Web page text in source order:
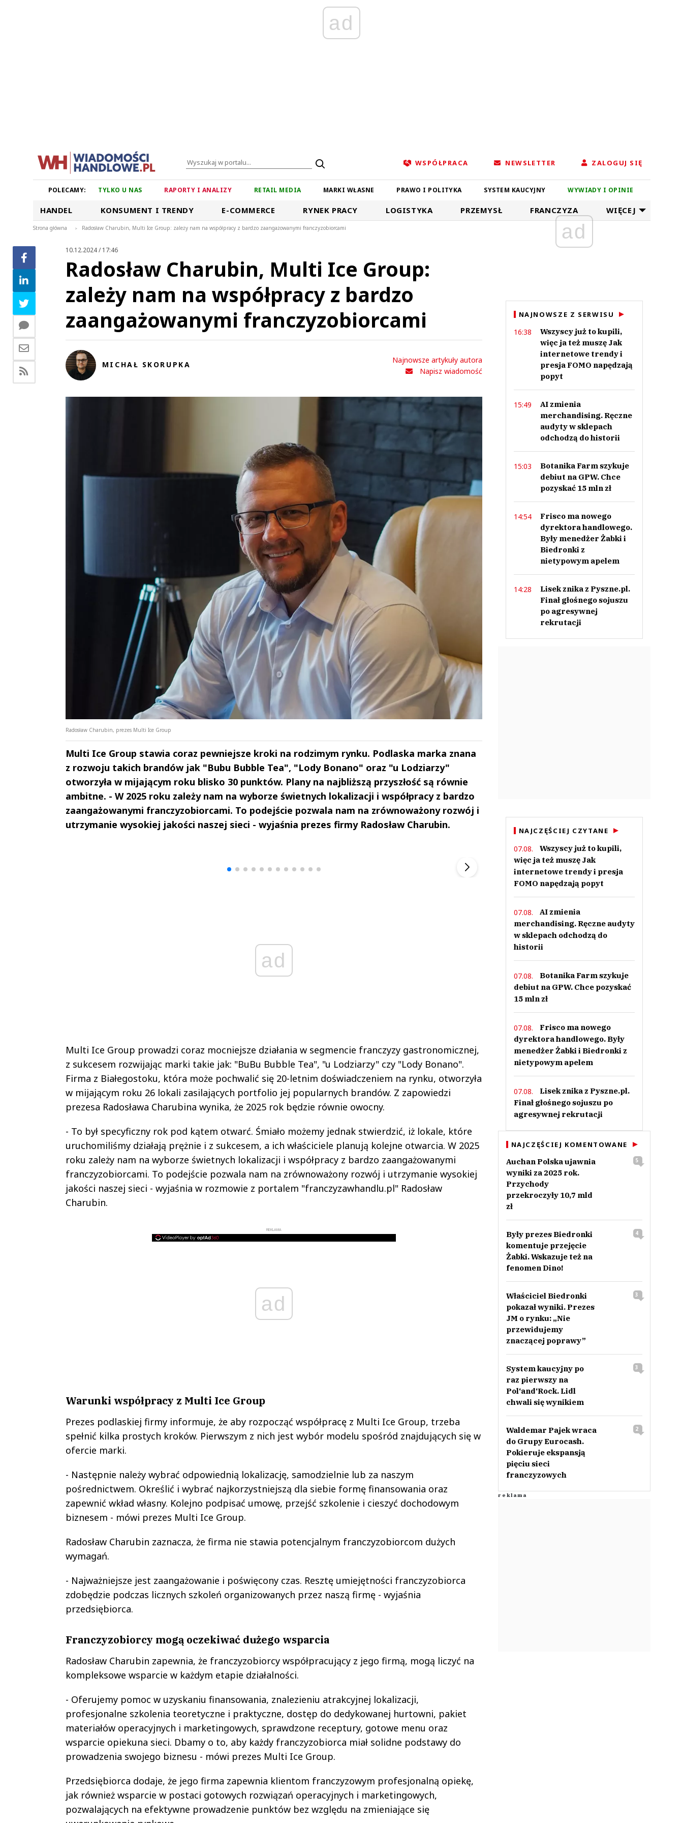
ad
WSPÓŁPRACA NEWSLETTER ZALOGUJ SIĘ
POLECAMY: TYLKO U NAS RAPORTY I ANALIZY RETAIL MEDIA MARKI WŁASNE PRAWO I POLITYKA SYSTEM KAUCYJNY WYWIADY I OPINIE
HANDEL KONSUMENT I TRENDY E-COMMERCE RYNEK PRACY LOGISTYKA PRZEMYSŁ FRANCZYZA WIĘCEJ
Strona główna > Radosław Charubin, Multi Ice Group: zależy nam na współpracy z bardzo zaangażowanymi franczyzobiorcami
10.12.2024 / 17:46
Radosław Charubin, Multi Ice Group:
zależy nam na współpracy z bardzo
zaangażowanymi franczyzobiorcami
MICHAŁ SKORUPKA
Najnowsze artykuły autora
Napisz wiadomość
Radosław Charubin, prezes Multi Ice Group
Multi Ice Group stawia coraz pewniejsze kroki na rodzimym rynku. Podlaska marka znana
z rozwoju takich brandów jak "Bubu Bubble Tea", "Lody Bonano" oraz "u Lodziarzy"
otworzyła w mijającym roku blisko 30 punktów. Plany na najbliższą przyszłość są równie
ambitne. - W 2025 roku zależy nam na wyborze świetnych lokalizacji i współpracy z bardzo
zaangażowanymi franczyzobiorcami. To podejście pozwala nam na zrównoważony rozwój i
utrzymanie wysokiej jakości naszej sieci - wyjaśnia prezes firmy Radosław Charubin.
ad
Multi Ice Group prowadzi coraz mocniejsze działania w segmencie franczyzy gastronomicznej,
z sukcesem rozwijając marki takie jak: "BuBu Bubble Tea", "u Lodziarzy" czy "Lody Bonano".
Firma z Białegostoku, która może pochwalić się 20-letnim doświadczeniem na rynku, otworzyła
w mijającym roku 26 lokali zasilających portfolio jej popularnych brandów. Z zapowiedzi
prezesa Radosława Charubina wynika, że 2025 rok będzie równie owocny.
- To był specyficzny rok pod kątem otwarć. Śmiało możemy jednak stwierdzić, iż lokale, które
uruchomiliśmy działają prężnie i z sukcesem, a ich właściciele planują kolejne otwarcia. W 2025
roku zależy nam na wyborze świetnych lokalizacji i współpracy z bardzo zaangażowanymi
franczyzobiorcami. To podejście pozwala nam na zrównoważony rozwój i utrzymanie wysokiej
jakości naszej sieci - wyjaśnia w rozmowie z portalem "franczyzawhandlu.pl" Radosław
Charubin.
REKLAMA
ad
Warunki współpracy z Multi Ice Group
Prezes podlaskiej firmy informuje, że aby rozpocząć współpracę z Multi Ice Group, trzeba
spełnić kilka prostych kroków. Pierwszym z nich jest wybór modelu spośród znajdujących się w
ofercie marki.
- Następnie należy wybrać odpowiednią lokalizację, samodzielnie lub za naszym
pośrednictwem. Określić i wybrać najkorzystniejszą dla siebie formę finansowania oraz
zapewnić wkład własny. Kolejno podpisać umowę, przejść szkolenie i cieszyć dochodowym
biznesem - mówi prezes Multi Ice Group.
Radosław Charubin zaznacza, że firma nie stawia potencjalnym franczyzobiorcom dużych
wymagań.
- Najważniejsze jest zaangażowanie i poświęcony czas. Resztę umiejętności franczyzobiorca
zdobędzie podczas licznych szkoleń organizowanych przez naszą firmę - wyjaśnia
przedsiębiorca.
Franczyzobiorcy mogą oczekiwać dużego wsparcia
Radosław Charubin zapewnia, że franczyzobiorcy współpracujący z jego firmą, mogą liczyć na
kompleksowe wsparcie w każdym etapie działalności.
- Oferujemy pomoc w uzyskaniu finansowania, znalezieniu atrakcyjnej lokalizacji,
profesjonalne szkolenia teoretyczne i praktyczne, dostęp do dedykowanej hurtowni, pakiet
materiałów operacyjnych i marketingowych, sprawdzone receptury, gotowe menu oraz
wsparcie opiekuna sieci. Dbamy o to, aby każdy franczyzobiorca miał solidne podstawy do
prowadzenia swojego biznesu - mówi prezes Multi Ice Group.
Przedsiębiorca dodaje, że jego firma zapewnia klientom franczyzowym profesjonalną opiekę,
jak również wsparcie w postaci gotowych rozwiązań operacyjnych i marketingowych,
pozwalających na efektywne prowadzenie punktów bez względu na zmieniające się
▶
Szefem być Sezon 2 Marcin Przybysz
ad
NAJNOWSZE Z SERWISU
16:38
Wszyscy już to kupili,
więc ja też muszę Jak
internetowe trendy i
presja FOMO napędzają
popyt
15:49
AI zmienia
merchandising. Ręczne
audyty w sklepach
odchodzą do historii
15:03
Botanika Farm szykuje
debiut na GPW. Chce
pozyskać 15 mln zł
14:54
Frisco ma nowego
dyrektora handlowego.
Były menedżer Żabki i
Biedronki z
nietypowym apelem
14:28
Lisek znika z Pyszne.pl.
Finał głośnego sojuszu
po agresywnej
rekrutacji
NAJCZĘŚCIEJ CZYTANE
07.08.
Wszyscy już to kupili,
więc ja też muszę Jak
internetowe trendy i presja
FOMO napędzają popyt
07.08.
AI zmienia
merchandising. Ręczne audyty
w sklepach odchodzą do
historii
07.08.
Botanika Farm szykuje
debiut na GPW. Chce pozyskać
15 mln zł
07.08.
Frisco ma nowego
dyrektora handlowego. Były
menedżer Żabki i Biedronki z
nietypowym apelem
07.08.
Lisek znika z Pyszne.pl.
Finał głośnego sojuszu po
agresywnej rekrutacji
NAJCZĘŚCIEJ KOMENTOWANE
Auchan Polska ujawnia
wyniki za 2025 rok.
Przychody
przekroczyły 10,7 mld
zł
5
Były prezes Biedronki
komentuje przejęcie
Żabki. Wskazuje też na
fenomen Dino!
4
Właściciel Biedronki
pokazał wyniki. Prezes
JM o rynku: „Nie
przewidujemy
znaczącej poprawy”
3
System kaucyjny po
raz pierwszy na
Pol‘and‘Rock. Lidl
chwali się wynikiem
3
Waldemar Pajek wraca
do Grupy Eurocash.
Pokieruje ekspansją
pięciu sieci
franczyzowych
2